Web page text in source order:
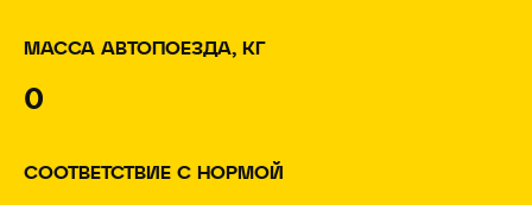
МАССА АВТОПОЕЗДА, КГ
0
СООТВЕТСТВИЕ С НОРМОЙ